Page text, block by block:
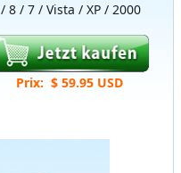
8 / 7 / Vista / XP / 2000
Prix: $ 59.95 USD